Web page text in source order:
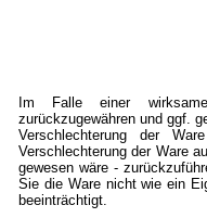
Im Falle einer
zurückzugewähren und ggf.
Verschlechterung der
Verschlechterung der Ware
gewesen wäre -
Sie die Ware nicht wie ein
beeinträchtigt.